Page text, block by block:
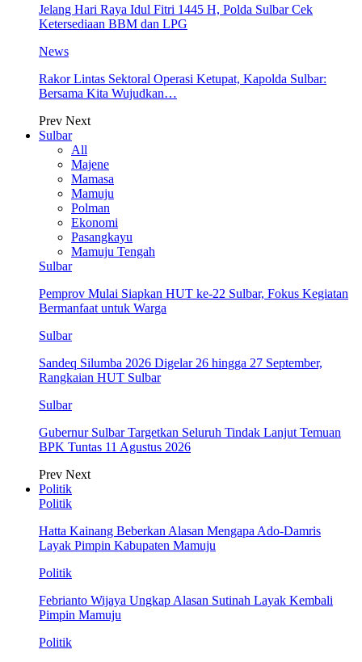
Jelang Hari Raya Idul Fitri 1445 H, Polda Sulbar Cek
Ketersediaan BBM dan LPG
News
Rakor Lintas Sektoral Operasi Ketupat, Kapolda Sulbar:
Bersama Kita Wujudkan…
Prev Next
Sulbar
All
Majene
Mamasa
Mamuju
Polman
Ekonomi
Pasangkayu
Mamuju Tengah
Sulbar
Pemprov Mulai Siapkan HUT ke-22 Sulbar, Fokus Kegiatan
Bermanfaat untuk Warga
Sulbar
Sandeq Silumba 2026 Digelar 26 hingga 27 September,
Rangkaian HUT Sulbar
Sulbar
Gubernur Sulbar Targetkan Seluruh Tindak Lanjut Temuan
BPK Tuntas 11 Agustus 2026
Prev Next
Politik
Politik
Hatta Kainang Beberkan Alasan Mengapa Ado-Damris
Layak Pimpin Kabupaten Mamuju
Politik
Febrianto Wijaya Ungkap Alasan Sutinah Layak Kembali
Pimpin Mamuju
Politik